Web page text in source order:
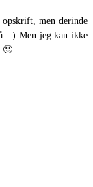
men derinde
Men jeg kan ikke
🙂